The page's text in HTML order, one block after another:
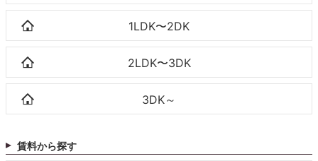
1LDK〜2DK
2LDK〜3DK
3DK～
賃料から探す